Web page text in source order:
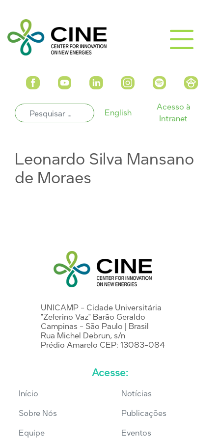
English
Acesso à
Intranet
Leonardo Silva Mansano
de Moraes
UNICAMP - Cidade Universitária
"Zeferino Vaz" Barão Geraldo
Campinas - São Paulo | Brasil
Rua Michel Debrun, s/n
Prédio Amarelo CEP: 13083-084
Acesse:
Início
Sobre Nós
Equipe
Notícias
Publicações
Eventos